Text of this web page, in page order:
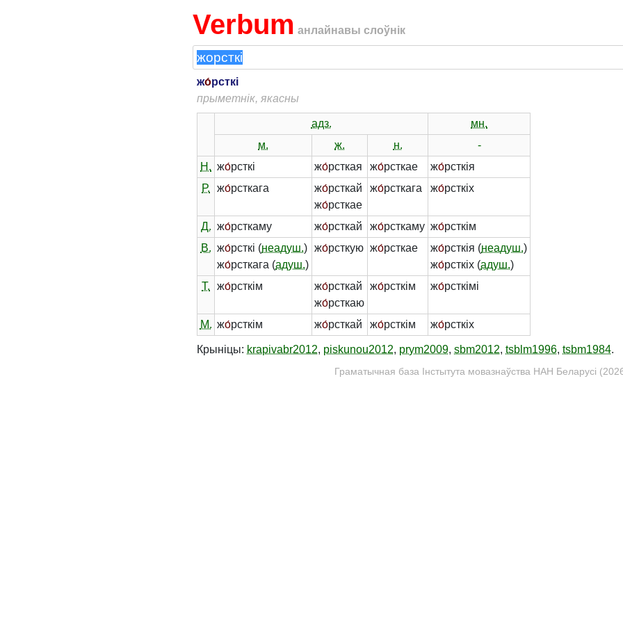
Verbum анлайнавы слоўнік
жо́рсткі
прыметнік, якасны
адз.
мн.
м.
ж. н.
-
Н. жо́рсткі жо́рсткая жо́рсткае жо́рсткія
Р.
жо́рсткага жо́рсткай
жо́рсткае
жо́рсткага жо́рсткіх
Д. жо́рсткаму жо́рсткай жо́рсткаму жо́рсткім
В. жо́рсткі (неадуш.)
жо́рсткага (адуш.)
жо́рсткую жо́рсткае жо́рсткія (неадуш.)
жо́рсткіх (адуш.)
Т.
жо́рсткім жо́рсткай
жо́рсткаю
жо́рсткім жо́рсткімі
М. жо́рсткім жо́рсткай жо́рсткім жо́рсткіх
Крыніцы: krapivabr2012, piskunou2012, prym2009, sbm2012, tsblm1996, tsbm1984.
Граматычная база Інстытута мовазнаўства НАН Беларусі